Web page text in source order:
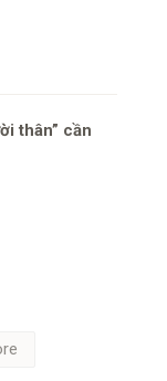
thân” cần